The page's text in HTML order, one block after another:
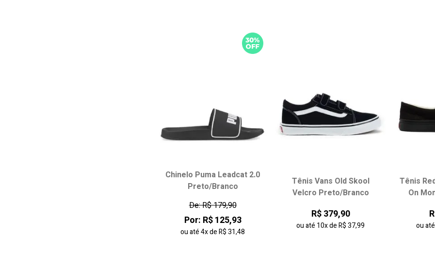
Escolha seu tamanho:
35 36
38
39 38 39
42
Chinelo Puma Leadcat 2.0
Preto/Branco
De: R$ 179,90
Por: R$ 125,93
ou até4xdeR$ 31,48
Tênis Vans Old Skool
Velcro Preto/Branco
R$ 379,90
ou até 10xdeR$ 37,99
Tênis
On
ou